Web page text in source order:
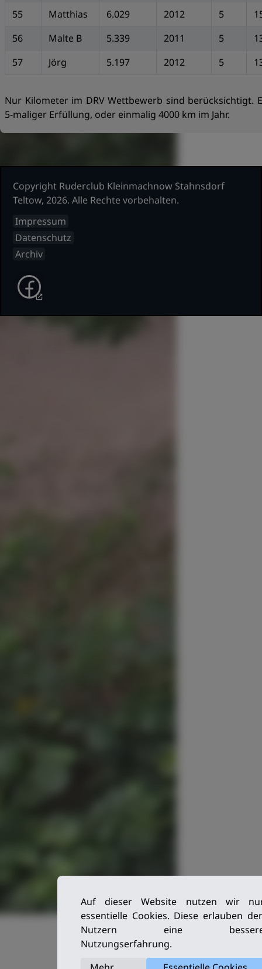
55
Matthias 6.029 2012 5
56
Malte B 5.339 2011 5
57
Jörg 5.197 2012 5
Nur Kilometer im DRV Wettbewerb sind berücksichtigt.
5-maliger Erfüllung, oder einmalig 4000 km im Jahr.
Copyright Ruderclub Kleinmachnow Stahnsdorf
Teltow, 2026. Alle Rechte vorbehalten.
Impressum
Datenschutz
Archiv
Auf dieser Website nutzen wir
essentielle Cookies. Diese erlauben
Nutzern eine
Nutzungserfahrung.